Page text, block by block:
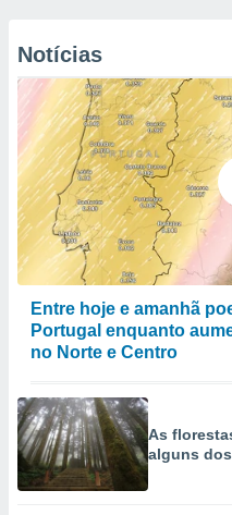
Notícias
Entre hoje e amanhã
Portugal enquanto
no Norte e Centro
As
alguns